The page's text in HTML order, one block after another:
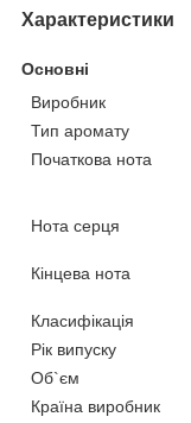
Характеристики
Основні
Виробник
Тип аромату
Початкова нота
Нота серця
Кінцева нота
Класифікація
Рік випуску
Об`єм
Країна виробник